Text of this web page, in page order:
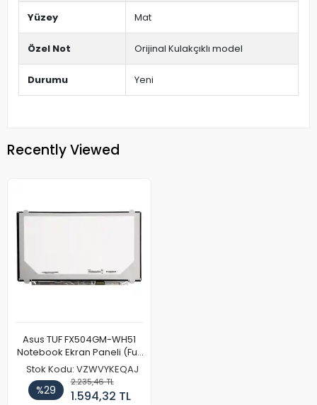
Yüzey Mat
Özel Not Orijinal Kulakçıklı model
Durumu Yeni
Recently Viewed
Asus TUF FX504GM-WH51
Notebook Ekran Paneli (Full
HD)
Stok Kodu: VZWVYKEQAJ
%29
2.235,46 TL
1.594,32 TL